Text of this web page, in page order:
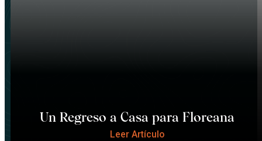
Un Regreso a Casa para Floreana
Leer Artículo